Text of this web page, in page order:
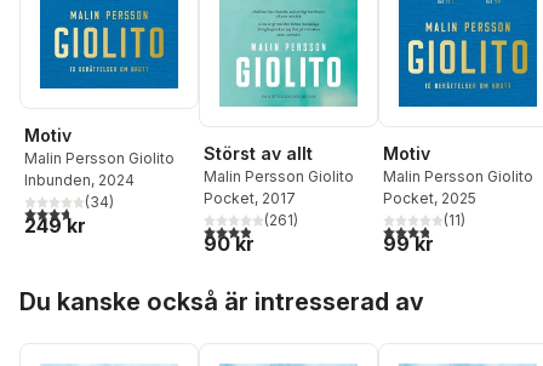
Motiv
Malin Persson Giolito
Inbunden, 2024
3,7utav 5 stjärnor. Totalt antal röster:
(34)
249 kr
Störst av allt
Malin Persson Giolito
Pocket, 2017
3,9utav 5 stjärnor. Totalt antal röster:
(261)
90 kr
Motiv
Malin Persson Giolito
Pocket, 2025
3,8utav 5 stjärnor.
(11)
99 kr
Du kanske också är intresserad av